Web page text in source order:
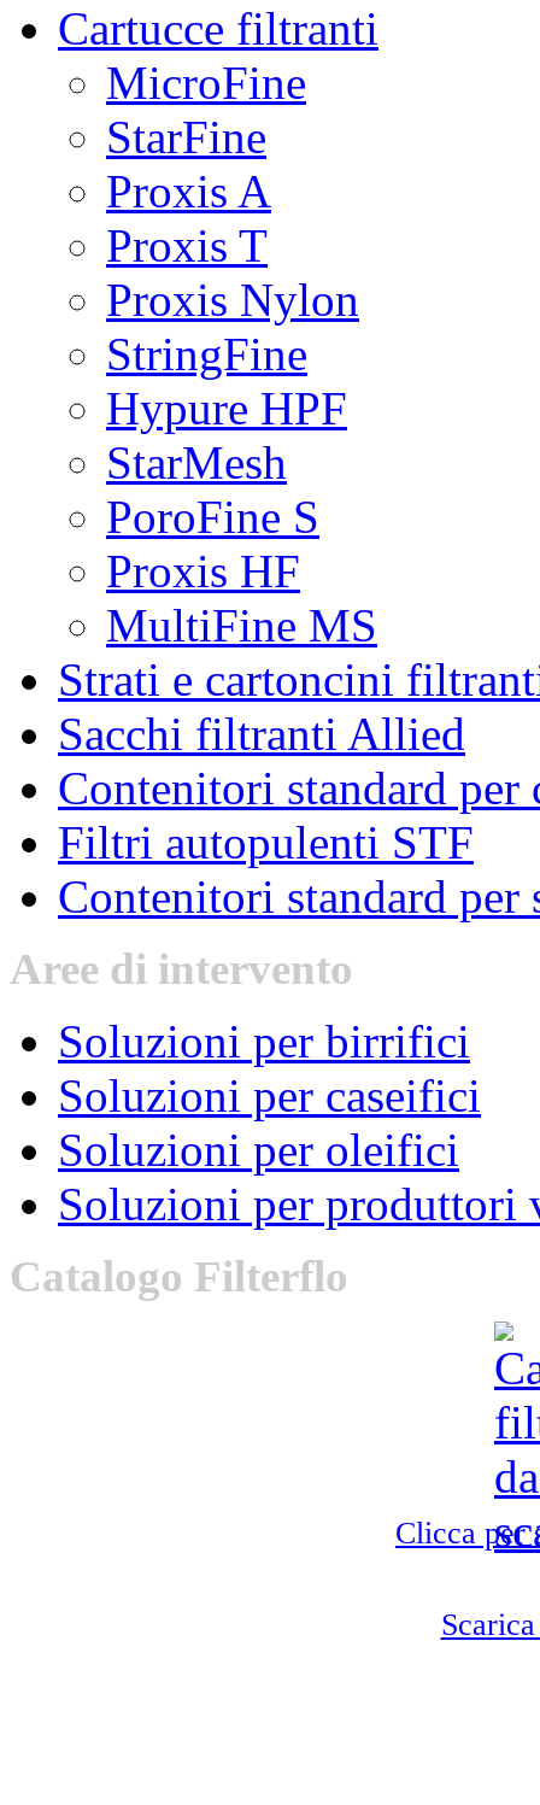
Cartucce filtranti
MicroFine
StarFine
Proxis A
Proxis T
Proxis Nylon
StringFine
Hypure HPF
StarMesh
PoroFine S
Proxis HF
MultiFine MS
Strati e cartoncini
Sacchi filtranti Allied
Contenitori standard
Filtri autopulenti STF
Contenitori standard
Aree di intervento
Soluzioni per birrifici
Soluzioni per caseifici
Soluzioni per oleifici
Soluzioni per produttori
Catalogo Filterflo
Clicca per